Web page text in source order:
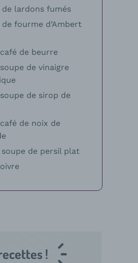
de lardons fumés
de fourme d’Ambert
de beurre
de vinaigre
de sirop de
de noix de
soupe de persil plat
!